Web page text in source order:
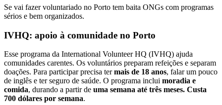
Se vai fazer voluntariado no Porto tem baita ONGs com programas
sérios e bem organizados.
IVHQ: apoio à comunidade no Porto
Esse programa da International Volunteer HQ (IVHQ) ajuda
comunidades carentes. Os voluntários preparam refeições e separam
doações. Para participar precisa termais de 18 anos, falar um pouco
de inglês e ter seguro de saúde. O programa inclui moradia e
comida, durando a partir de uma semana até três meses. Custa
700 dólares por semana.